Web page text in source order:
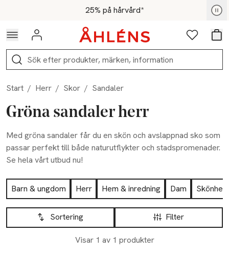
Hoppa till navigationsmenyn25% på hårvård*
För medlemmar - Shoppa nu
Logga in Favoriter
Sök
Start / Herr / Skor / Sandaler
Gröna sandaler herr
Med gröna sandaler får du en skön och avslappnad sko som
passar perfekt till både naturutflykter och stadspromenader.
Se hela vårt utbud nu!
Hoppa till produktsidan
Barn & ungdom Herr Hem & inredning Dam
Skönhet
Hoppa till produktsidan
Filter
Sortering
Visar 1 av 1 produkter
Lista över produkter